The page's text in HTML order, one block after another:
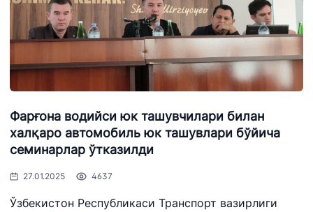
Фарғона водийси юк ташувчилари билан
халқаро автомобиль юк ташувлари бўйича
семинарлар ўтказилди
27.01.2025 4637
Ўзбекистон Республикаси Транспорт вазирлиги